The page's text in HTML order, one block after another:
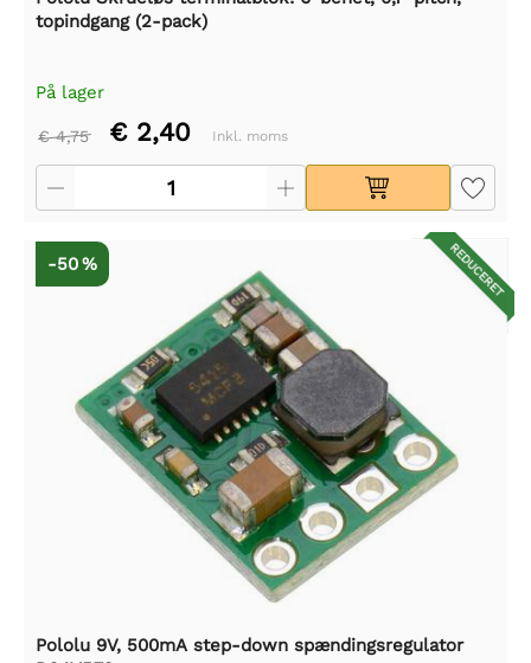
topindgang (2-pack)
På lager
€ 4,75 € 2,40 Inkl. moms
REDUCERET
-50 %
Pololu 9V, 500mA step-down spændingsregulator